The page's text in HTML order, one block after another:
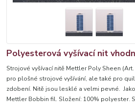
Polyesterová vyšívací nit
Strojové vyšívací nitě Mettler Poly Sheen
pro plošné strojové vyšívání, ale také pro
zdobení. Nitě jsou lesklé a velmi pevné.
Mettler Bobbin fil. Složení: 100% polyester.